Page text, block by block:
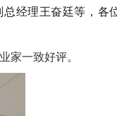
经理王奋廷等 ， 各
一致好评。